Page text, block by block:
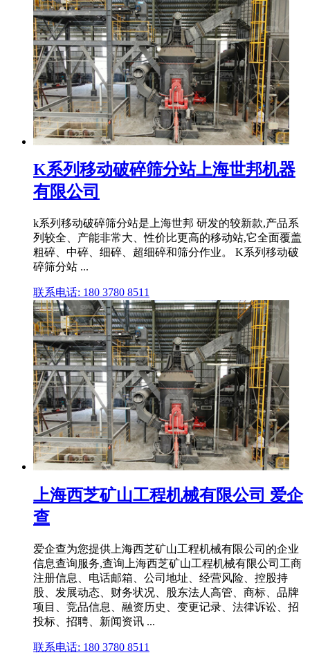
K系列移动破碎筛分站上海世邦机器
有限公司
k系列移动破碎筛分站是上海世邦 研发的较新款,产品系
列较全、产能非常大、性价比更高的移动站,它全面覆盖
粗碎、中碎、细碎、超细碎和筛分作业。 K系列移动破
碎筛分站 ...
联系电话: 180 3780 8511
上海西芝矿山工程机械有限公司 爱企
查
爱企查为您提供上海西芝矿山工程机械有限公司的企业
信息查询服务,查询上海西芝矿山工程机械有限公司工商
注册信息、电话邮箱、公司地址、经营风险、控股持
股、发展动态、财务状况、股东法人高管、商标、品牌
项目、竞品信息、融资历史、变更记录、法律诉讼、招
投标、招聘、新闻资讯 ...
联系电话: 180 3780 8511